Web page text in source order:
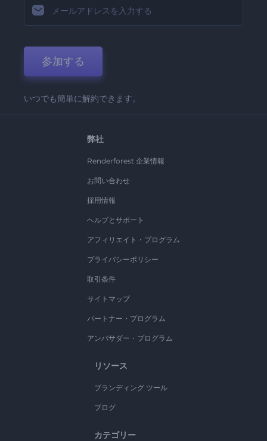
参加する
いつでも簡単に解約できます。
弊社
Renderforest 企業情報
お問い合わせ
採用情報
ヘルプとサポート
アフィリエイト・プログラム
プライバシーポリシー
取引条件
サイトマップ
パートナー・プログラム
アンバサダー・プログラム
リソース
ブランディング ツール
ブログ
カテゴリー